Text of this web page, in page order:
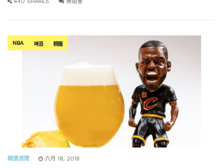
NBA 啤酒 精釀
精選酒聞 六月 18, 2018